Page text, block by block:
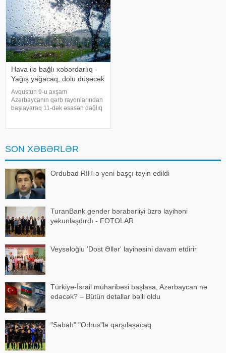
Hava ilə bağlı xəbərdarlıq -
Yağış yağacaq, dolu düşəcək
Avqustun 9-u axşam
Azərbaycanın qərb rayonlarından
başlayaraq 11-dək əsasən dağlıq
məlumat verilib. Ayrı-ayrı yerlərd
SON XƏBƏRLƏR
Ordubad RİH-ə yeni başçı təyin edildi
TuranBank gender bərabərliyi üzrə layihəni
yekunlaşdırdı - FOTOLAR
Veysəloğlu 'Dost Əllər' layihəsini davam etdirir
Türkiyə-İsrail müharibəsi başlasa, Azərbaycan nə
edəcək? – Bütün detallar bəlli oldu
"Sabah" "Orhus"la qarşılaşacaq